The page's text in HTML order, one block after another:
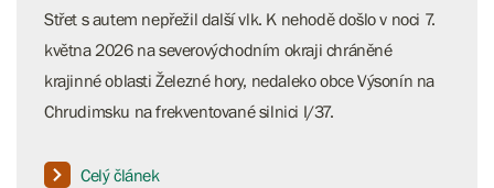
Střet s autem nepřežil další vlk. K nehodě došlo v noci 7.
května 2026 na severovýchodním okraji chráněné
krajinné oblasti Železné hory, nedaleko obce Výsonín na
Chrudimsku na frekventované silnici I/37.
Celý článek